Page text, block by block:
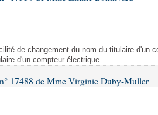
de changement du nom du titulaire d'un
d'un compteur électrique
17488 de Mme Virginie Duby-Muller